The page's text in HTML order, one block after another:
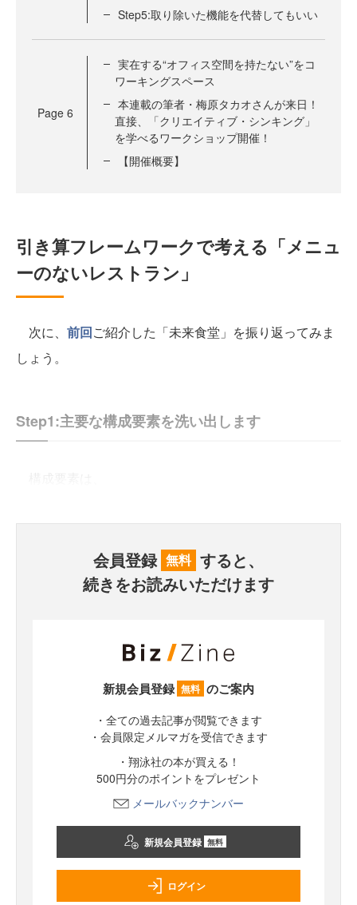
Step5:取り除いた機能を代替してもいい
Page 6
実在する“オフィス空間を持たない”をコ
ワーキングスペース
本連載の筆者・梅原タカオさんが来日！
直接、「クリエイティブ・シンキング」
を学べるワークショップ開催！
【開催概要】
引き算フレームワークで考える「メニュ
ーのないレストラン」
次に、 前回ご紹介した「未来食堂」を振り返ってみま
しょう。
Step1:主要な構成要素を洗い出します
会員登録 無料 すると、
続きをお読みいただけます
新規会員登録 無料 のご案内
・全ての過去記事が閲覧できます
・会員限定メルマガを受信できます
・翔泳社の本が買える！
500円分のポイントをプレゼント
メールバックナンバー
新規会員登録 無料
ログイン